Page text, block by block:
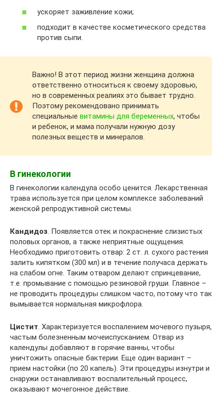
ускоряет заживление кожи;
подходит в качестве косметического средства
против сыпи.
Важно! В этот период жизни женщина должна
ответственно относиться к своему здоровью,
но в современных реалиях это бывает трудно.
Поэтому рекомендовано принимать
специальные витамины для беременных, чтобы
и ребенок, и мама получали нужную дозу
полезных веществ и минералов.
В гинекологии
В гинекологии календула особо ценится. Лекарственная
трава используется при целом комплексе заболеваний
женской репродуктивной системы.
Кандидоз. Появляется отек и покраснение слизистых
половых органов, а также неприятные ощущения.
Необходимо приготовить отвар: 2 ст. л. сухого растения
залить кипятком (300 мл) и в течение получаса держать
на слабом огне. Таким отваром делают спринцевание,
т.е. промывание с помощью резиновой груши. Главное –
не проводить процедуры слишком часто, потому что так
вымывается нормальная микрофлора.
Цистит. Характеризуется воспалением мочевого пузыря,
частым болезненным мочеиспусканием. Отвар из
календулы добавляют в горячие ванны, чтобы
уничтожить опасные бактерии. Еще один вариант –
прием настойки (по 20 капель). Эти процедуры изнутри и
снаружи останавливают воспалительный процесс,
оказывают мочегонное действие.